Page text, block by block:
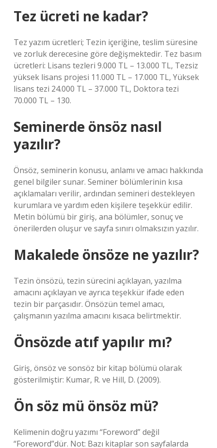
Tez ücreti ne kadar?
Tez yazım ücretleri; Tezin içeriğine, teslim süresine
ve zorluk derecesine göre değişmektedir. Tez basım
ücretleri: Lisans tezleri 9.000 TL – 13.000 TL, Tezsiz
yüksek lisans projesi 11.000 TL – 17.000 TL, Yüksek
lisans tezi 24.000 TL – 37.000 TL, Doktora tezi
70.000 TL – 130.
Seminerde önsöz nasıl
yazılır?
Önsöz, seminerin konusu, anlamı ve amacı hakkında
genel bilgiler sunar. Seminer bölümlerinin kısa
açıklamaları verilir, ardından semineri destekleyen
kurumlara ve yardım eden kişilere teşekkür edilir.
Metin bölümü bir giriş, ana bölümler, sonuç ve
önerilerden oluşur ve sayfa sınırı olmaksızın yazılır.
Makalede önsöze ne yazılır?
Tezin önsözü, tezin sürecini açıklayan, yazılma
amacını açıklayan ve ayrıca teşekkür ifade eden
tezin bir parçasıdır. Önsözün temel amacı,
çalışmanın yazılma amacını kısaca belirtmektir.
Önsözde atıf yapılır mı?
Giriş, önsöz ve sonsöz bir kitap bölümü olarak
gösterilmiştir: Kumar, R. ve Hill, D. (2009).
Ön söz mü önsöz mü?
Kelimenin doğru yazımı “Foreword” değil
“Foreword”dür. Not: Bazı kitaplar son sayfalarda